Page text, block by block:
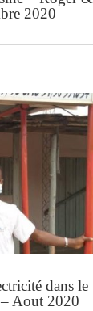
2020
dans le
Aout 2020